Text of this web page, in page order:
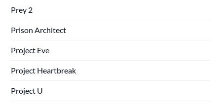
Prey 2
Prison Architect
Project Eve
Project Heartbreak
Project U